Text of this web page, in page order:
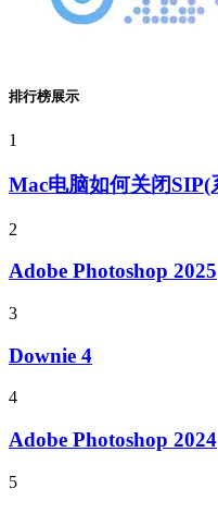
排行榜展示
1
Mac电脑如何关闭SIP(
2
Adobe Photoshop 2025
3
Downie 4
4
Adobe Photoshop 2024
5